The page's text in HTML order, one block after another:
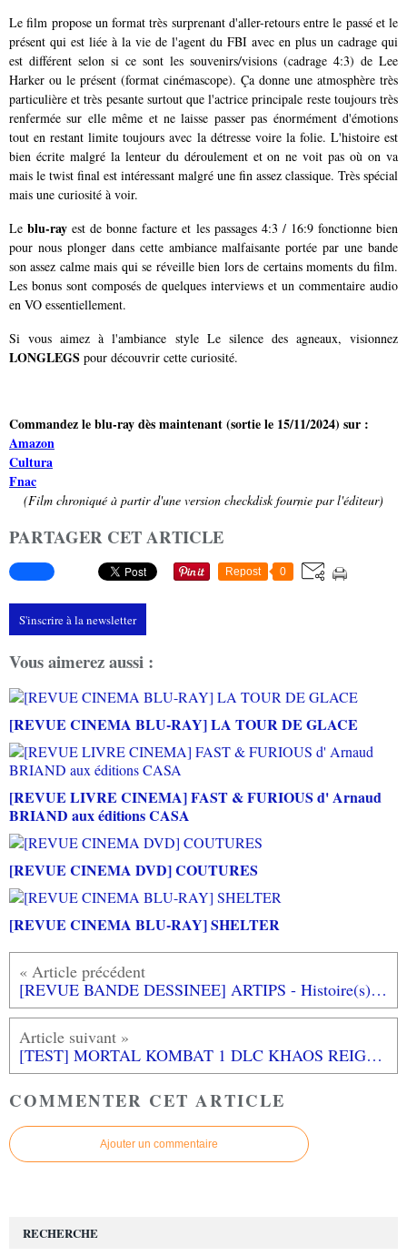
Le film propose un format très surprenant d'aller-retours entre le passé et le
présent qui est liée à la vie de l'agent du FBI avec en plus un cadrage qui
est différent selon si ce sont les souvenirs/visions (cadrage 4:3) de Lee
Harker ou le présent (format cinémascope). Ça donne une atmosphère très
particulière et très pesante surtout que l'actrice principale reste toujours très
renfermée sur elle même et ne laisse passer pas énormément d'émotions
tout en restant limite toujours avec la détresse voire la folie. L'histoire est
bien écrite malgré la lenteur du déroulement et on ne voit pas où on va
mais le twist final est intéressant malgré une fin assez classique. Très spécial
mais une curiosité à voir.
Leblu-ray est de bonne facture et les passages 4:3 / 16:9 fonctionne bien
pour nous plonger dans cette ambiance malfaisante portée par une bande
son assez calme mais qui se réveille bien lors de certains moments du film.
Les bonus sont composés de quelques interviews et un commentaire audio
en VO essentiellement.
Si vous aimez à l'ambiance style Le silence des agneaux, visionnez
LONGLEGS pour découvrir cette curiosité.
Commandez le blu-ray dès maintenant (sortie le 15/11/2024) sur :
Amazon
Cultura
Fnac
(Film chroniqué à partir d'une version checkdisk fournie par l'éditeur)
PARTAGER CET ARTICLE
Repost 0
S'inscrire à la newsletter
Vous aimerez aussi :
[REVUE CINEMA BLU-RAY] LA TOUR DE GLACE
[REVUE LIVRE CINEMA] FAST & FURIOUS d' Arnaud
BRIAND aux éditions CASA
[REVUE CINEMA DVD] COUTURES
[REVUE CINEMA BLU-RAY] SHELTER
[REVUE BANDE DESSINEE] ARTIPS - Histoire(s) de l'Art en BD aux éditions PETIT A PETIT
[TEST] MORTAL KOMBAT 1 DLC KHAOS REIGNS PS5 : l'aventure continue un tout petit peu
COMMENTER CET ARTICLE
Ajouter un commentaire
RECHERCHE